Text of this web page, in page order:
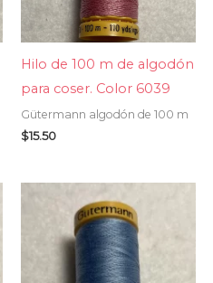
Hilo de 100 m de algodón
para coser. Color 6039
Gütermann algodón de 100 m
$15.50